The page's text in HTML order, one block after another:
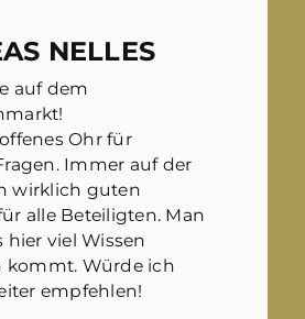
NELLES
auf dem
Ohr für
Immer auf der
wirklich guten
alle Beteiligten. Man
hier viel Wissen
kommt. Würde ich
empfehlen!